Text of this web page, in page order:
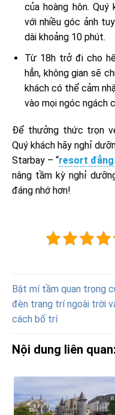
của hoàng hôn.
với nhiều góc ảnh
dài khoảng 10 phút.
Từ 18h trở đi cho
hẳn, không gian sẽ
khách có thể cảm
vào mọi ngóc ngách
Để thưởng thức trọn
Quý khách hãy nghỉ
Starbay – “resort đẳng
nâng tầm kỳ nghỉ
đáng nhớ hơn!
Bật mí tầm quan trọng
đèn trang trí ngoài trời
cách bố trí
Nội dung liên quan: